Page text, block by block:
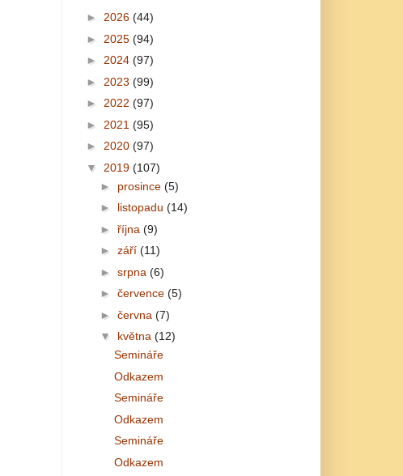
► 2026 (44)
► 2025 (94)
► 2024 (97)
► 2023 (99)
► 2022 (97)
► 2021 (95)
► 2020 (97)
▼ 2019 (107)
► prosince (5)
► listopadu (14)
► října (9)
► září (11)
► srpna (6)
► července (5)
► června (7)
▼ května (12)
Semináře
Odkazem
Semináře
Odkazem
Semináře
Odkazem